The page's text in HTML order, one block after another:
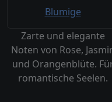
Blumige
Zarte und elegante
Noten von Rose,
und Orangenblüte.
romantische Seelen.